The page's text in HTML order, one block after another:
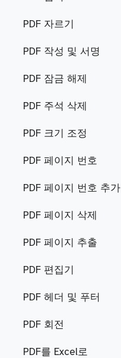
PDF 자르기
PDF 작성 및 서명
PDF 잠금 해제
PDF 주석 삭제
PDF 크기 조정
PDF 페이지 번호
PDF 페이지 번호 추가
PDF 페이지 삭제
PDF 페이지 추출
PDF 편집기
PDF 헤더 및 푸터
PDF 회전
PDF를 Excel로